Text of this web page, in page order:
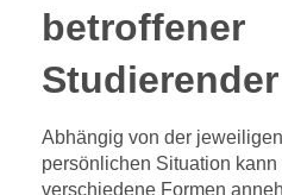
betroffener
Studierender
Abhängig von der
persönlichen Situation
verschiedene Formen